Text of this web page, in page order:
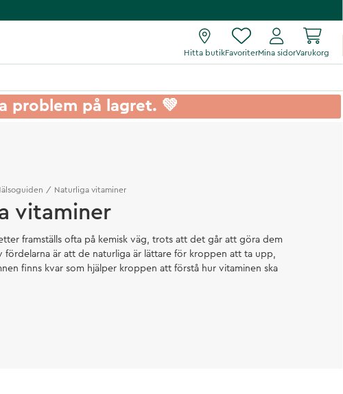
Hitta butikFavoriterMina sidorVarukorg
problem på lagret. 💚
Naturliga vitaminer
vitaminer
framställs ofta på kemisk väg, trots att det går att göra dem
fördelarna är att de naturliga är lättare för kroppen att ta upp,
finns kvar som hjälper kroppen att förstå hur vitaminen ska